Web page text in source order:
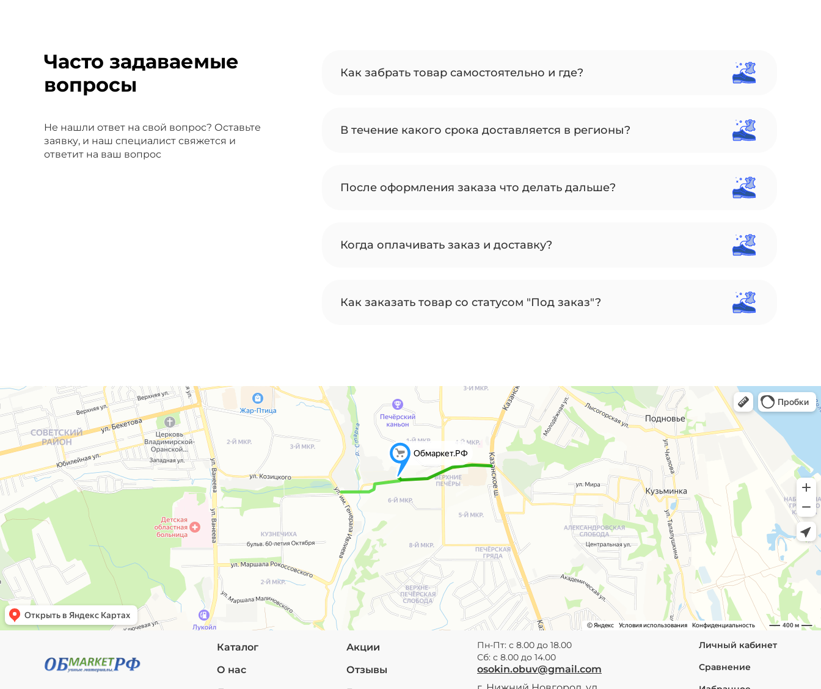
Часто задаваемые
вопросы
Не нашли ответ на свой вопрос? Оставьте
заявку, и наш специалист свяжется и
ответит на ваш вопрос
Как забрать товар самостоятельно и где?
В течение какого срока доставляется в регионы?
После оформления заказа что делать дальше?
Когда оплачивать заказ и доставку?
Как заказать товар со статусом "Под заказ"?
Каталог
О нас
Акции
Отзывы
Пн-Пт: с 8.00 до 18.00
Сб: с 8.00 до 14.00
osokin.obuv@gmail.com
Личный кабинет
Сравнение